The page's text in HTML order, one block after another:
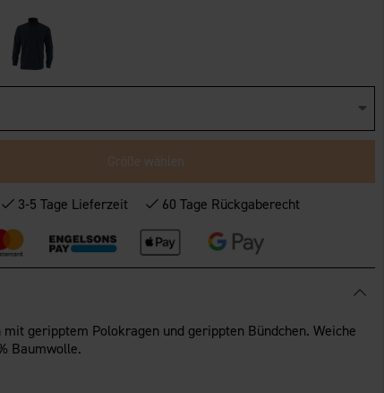
Größe wählen
3-5 Tage Lieferzeit 60 Tage Rückgaberecht
geripptem Polokragen und gerippten Bündchen. Weiche
Baumwolle.